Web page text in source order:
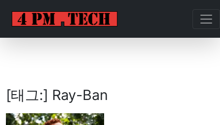
[태그:] Ray-Ban